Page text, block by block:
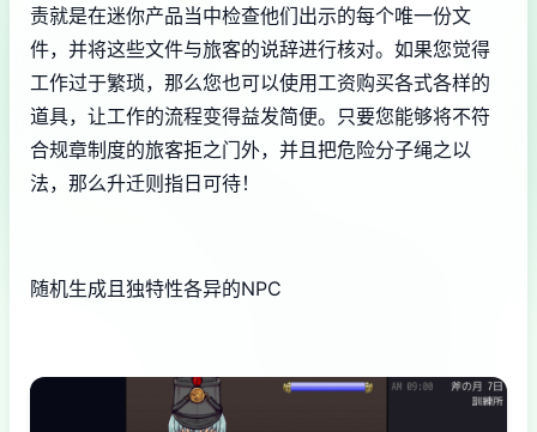
责就是在迷你产品当中检查他们出示的每个唯一份文
件，并将这些文件与旅客的说辞进行核对。如果您觉得
工作过于繁琐，那么您也可以使用工资购买各式各样的
道具，让工作的流程变得益发简便。只要您能够将不符
合规章制度的旅客拒之门外，并且把危险分子绳之以
法，那么升迁则指日可待！
随机生成且独特性各异的NPC